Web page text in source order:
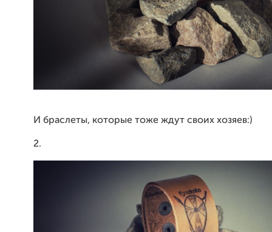
И браслеты, которые тоже ждут своих хозяев:)
2.